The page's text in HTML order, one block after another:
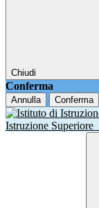
Chiudi
Conferma
Annulla Conferma
Istruzione Superiore